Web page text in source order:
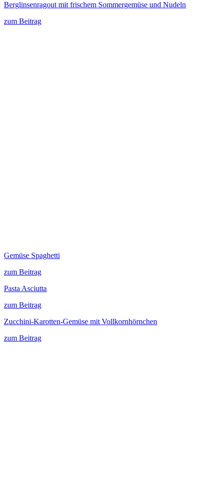
Berglinsenragout mit frischem Sommergemüse und Nudeln
zum Beitrag
Gemüse Spaghetti
zum Beitrag
Pasta Asciutta
zum Beitrag
Zucchini-Karotten-Gemüse mit Vollkornhörnchen
zum Beitrag